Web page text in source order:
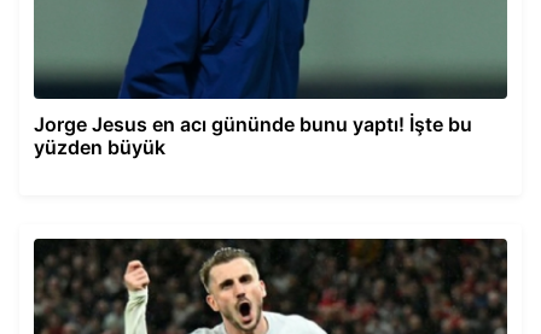
Jorge Jesus en acı gününde bunu yaptı! İşte bu
yüzden büyük